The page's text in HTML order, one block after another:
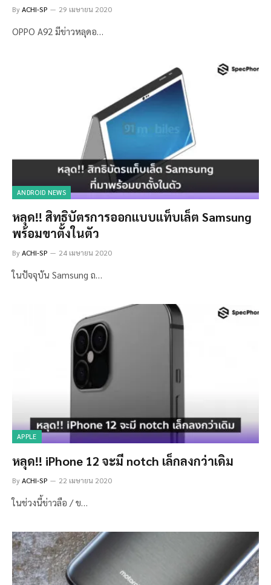
ByACHI-SP 29 เมษายน 2020
OPPO A92 มีข่าวหลุดอ…
ANDROID NEWS
หลุด!! สิทธิบัตรการออกแบบแท็บเล็ต Samsung
พร้อมขาตั้งในตัว
ByACHI-SP 24 เมษายน 2020
ในปัจจุบัน Samsung ถ…
APPLE
หลุด!! iPhone 12 จะมี notch เล็กลงกว่าเดิม
ByACHI-SP 22 เมษายน 2020
ในช่วงนี้ข่าวลือ / ข…